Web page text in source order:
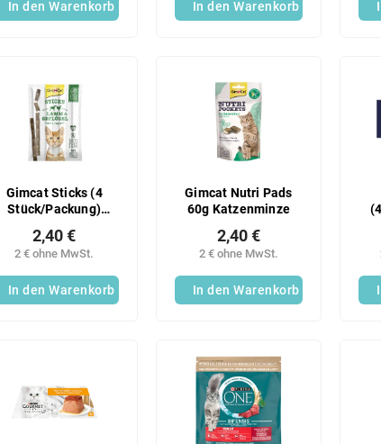
In den Warenkorb In den Warenkorb
Gimcat Sticks (4
Stück/Packung)
2 € ohne MwSt.
2,40 €
In den Warenkorb
Gimcat Nutri Pads
60g Katzenminze
2 € ohne MwSt.
2,40 €
In den Warenkorb